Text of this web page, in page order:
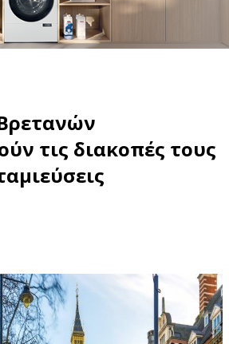
τις διακοπές τους